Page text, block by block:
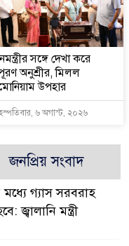
সঙ্গে দেখা করে
অনুশ্রীর, মিলল
উপহার
৬ অগাস্ট, ২০২৬
জনপ্রিয় সংবাদ
মধ্যে গ্যাস সরবরাহ
জ্বালানি মন্ত্রী